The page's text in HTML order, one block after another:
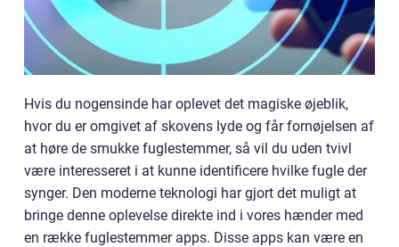
Hvis du nogensinde har oplevet det magiske øjeblik,
hvor du er omgivet af skovens lyde og får fornøjelsen af
at høre de smukke fuglestemmer, så vil du uden tvivl
være interesseret i at kunne identificere hvilke fugle der
synger. Den moderne teknologi har gjort det muligt at
bringe denne oplevelse direkte ind i vores hænder med
en række fuglestemmer apps. Disse apps kan være en